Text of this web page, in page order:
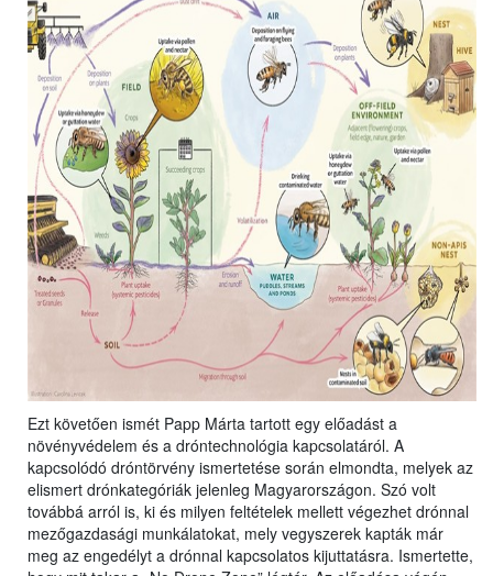
Ezt követően ismét Papp Márta tartott egy előadást a
növényvédelem és a dróntechnológia kapcsolatáról. A
kapcsolódó dróntörvény ismertetése során elmondta, melyek az
elismert drónkategóriák jelenleg Magyarországon. Szó volt
továbbá arról is, ki és milyen feltételek mellett végezhet drónnal
mezőgazdasági munkálatokat, mely vegyszerek kapták már
meg az engedélyt a drónnal kapcsolatos kijuttatásra. Ismertette,